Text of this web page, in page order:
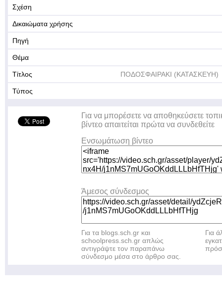
Σχέση
Δικαιώματα χρήσης
Πηγή
Θέμα
Τίτλος ΠΟΔΟΣΦΑΙΡΑΚΙ (ΚΑΤΑΣΚΕΥΗ)
Τύπος
Για να μπορέσετε να αποθηκεύσετε
βίντεο απαιτείται πρώτα να συνδεθείτε
Ενσωμάτωση βίντεο
Άμεσος σύνδεσμος
Για τα blogs.sch.gr και
schoolpress.sch.gr απλώς
αντιγράψτε τον παραπάνω
σύνδεσμο μέσα στο άρθρο σας.
Για